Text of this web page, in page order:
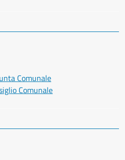
Comunale
Comunale